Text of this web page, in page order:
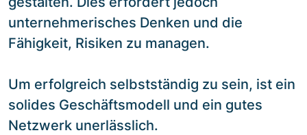
unternehmerisches Denken und die
Fähigkeit, Risiken zu managen.
Um erfolgreich selbstständig zu sein, ist ein
solides Geschäftsmodell und ein gutes
Netzwerk unerlässlich.